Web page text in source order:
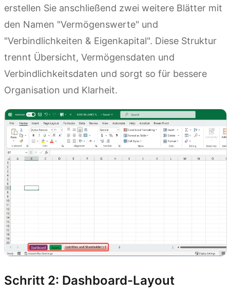
erstellen Sie anschließend zwei weitere Blätter mit
den Namen "Vermögenswerte" und
"Verbindlichkeiten & Eigenkapital". Diese Struktur
trennt Übersicht, Vermögensdaten und
Verbindlichkeitsdaten und sorgt so für bessere
Organisation und Klarheit.
Schritt 2: Dashboard-Layout